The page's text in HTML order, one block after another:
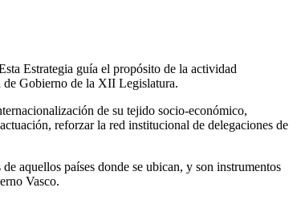
Estrategia guía el propósito de la actividad
de Gobierno de la XII Legislatura.
de su tejido socio-económico,
reforzar la red institucional de delegaciones de
aquellos países donde se ubican, y son instrumentos
Vasco.